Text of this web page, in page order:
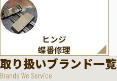
ヒンジ
蝶番修理
取り扱いブランド一覧
Brands We Service